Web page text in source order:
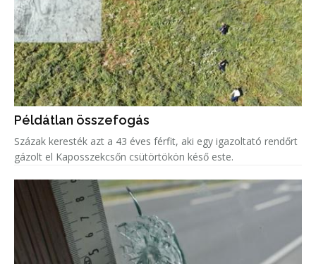
Példátlan összefogás
Százak keresték azt a 43 éves férfit, aki egy igazoltató rendőrt
gázolt el Kaposszekcsőn csütörtökön késő este.